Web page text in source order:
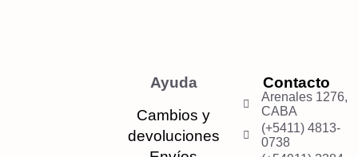
Ayuda
Cambios y
devoluciones
Contacto
Arenales 1276,
CABA
(+5411) 4813-
0738